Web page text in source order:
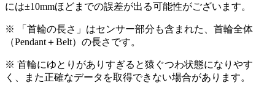
には±10mmほどまでの誤差が出る可能性がございます。
※ 「首輪の長さ」はセンサー部分も含まれた、首輪全体
（Pendant＋Belt）の長さです。
※ 首輪にゆとりがありすぎると猿ぐつわ状態になりやす
く、また正確なデータを取得できない場合があります。